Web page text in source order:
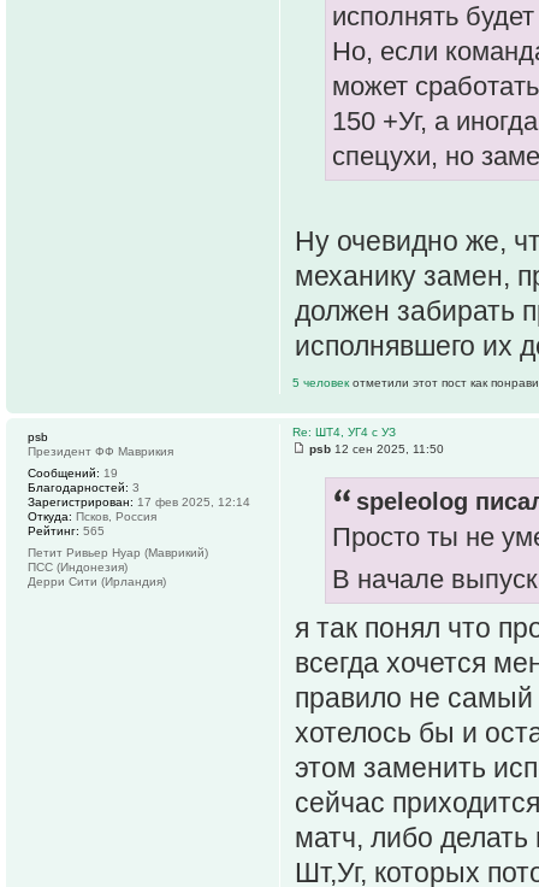
исполнять
Но, если
может
150 +Уг, а
спецухи, но
Ну очевидно же,
механику замен,
должен забирать
исполнявшего их
5 человек отметили этот пост как
Re: ШТ4, УГ4 с УЗ
psb 12 сен 2025, 11:50
speleolog
Просто ты не
В начале
я так понял что
всегда хочется
правило не самый
хотелось бы и
этом заменить
сейчас
матч, либо
Шт,Уг, которых
psb
Президент ФФ Маврикия
Сообщений: 19
Благодарностей: 3
Зарегистрирован: 17 фев 2025, 12:14
Откуда: Псков, Россия
Рейтинг: 565
Петит Ривьер Нуар (Маврикий)
ПСС (Индонезия)
Дерри Сити (Ирландия)